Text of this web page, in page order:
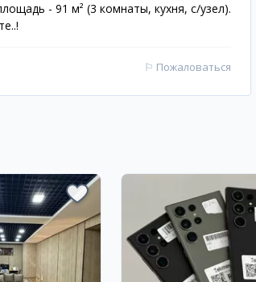
- 91 м² (3 комнаты, кухня, с/узел).
⚐ Пожаловаться